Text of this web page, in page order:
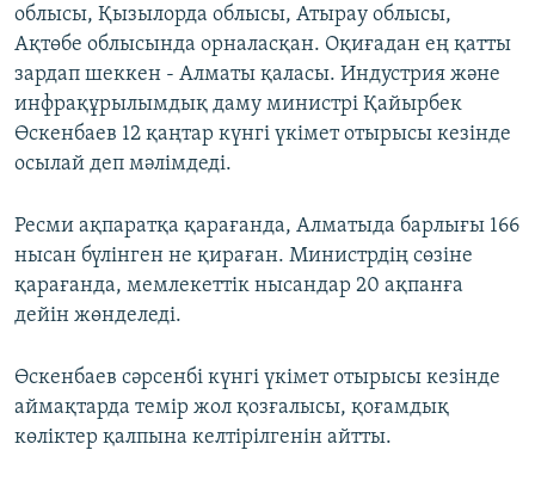
облысы, Қызылорда облысы, Атырау облысы,
Ақтөбе облысында орналасқан. Оқиғадан ең қатты
зардап шеккен - Алматы қаласы. Индустрия және
инфрақұрылымдық даму министрі Қайырбек
Өскенбаев 12 қаңтар күнгі үкімет отырысы кезінде
осылай деп мәлімдеді.
Ресми ақпаратқа қарағанда, Алматыда барлығы 166
нысан бүлінген не қираған. Министрдің сөзіне
қарағанда, мемлекеттік нысандар 20 ақпанға
дейін жөнделеді.
Өскенбаев сәрсенбі күнгі үкімет отырысы кезінде
аймақтарда темір жол қозғалысы, қоғамдық
көліктер қалпына келтірілгенін айтты.